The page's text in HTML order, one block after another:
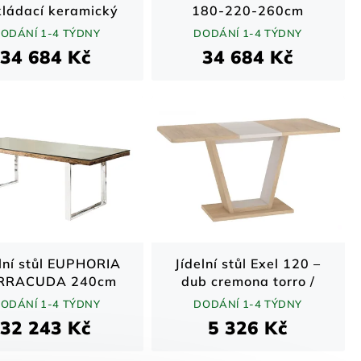
keramický
vzhled /
/ 180–220 cm
1-4 TÝDNY
34 684 Kč
180-220-260cm
mramorový vzhled
keramické tvrzené sklo
DODÁNÍ 1-4 TÝDNY
34 684 Kč
stůl EUPHORIA
240cm
masivní
teakové dřevo
skleněné desky
1-4 TÝDNY
32 243 Kč
Jídelní stůl Exel 120 –
dub cremona torro /
kašmír (120–160 cm)
DODÁNÍ 1-4 TÝDNY
5 326 Kč